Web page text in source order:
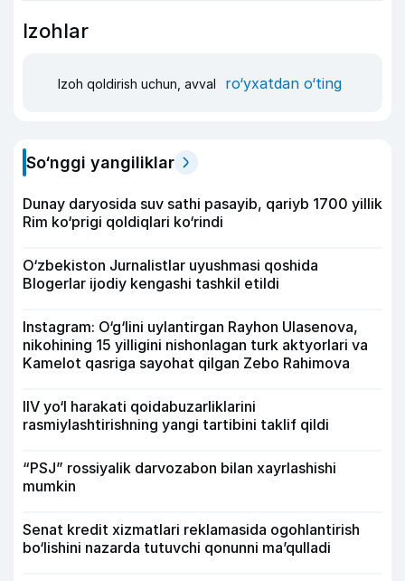
Izohlar
Izoh qoldirish uchun, avval ro‘yxatdan o‘ting
So‘nggi yangiliklar
Dunay daryosida suv sathi pasayib, qariyb 1700 yillik
Rim ko‘prigi qoldiqlari ko‘rindi
O‘zbekiston Jurnalistlar uyushmasi qoshida
Blogerlar ijodiy kengashi tashkil etildi
Instagram: O‘g‘lini uylantirgan Rayhon Ulasenova,
nikohining 15 yilligini nishonlagan turk aktyorlari va
Kamelot qasriga sayohat qilgan Zebo Rahimova
IIV yo‘l harakati qoidabuzarliklarini
rasmiylashtirishning yangi tartibini taklif qildi
“PSJ” rossiyalik darvozabon bilan xayrlashishi
mumkin
Senat kredit xizmatlari reklamasida ogohlantirish
bo‘lishini nazarda tutuvchi qonunni ma’qulladi